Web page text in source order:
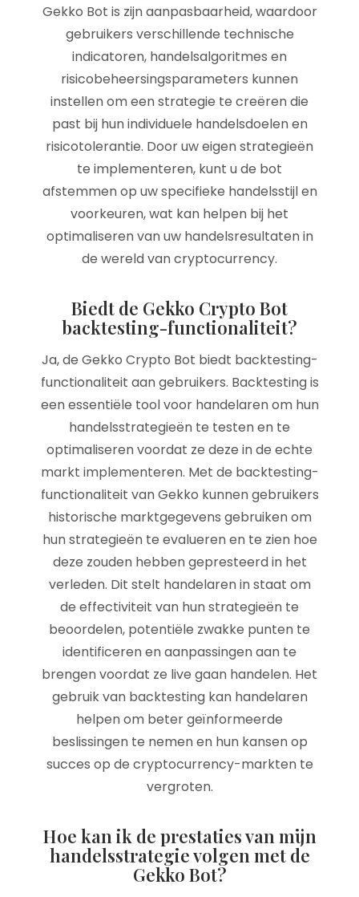
Gekko Bot is zijn aanpasbaarheid, waardoor
gebruikers verschillende technische
indicatoren, handelsalgoritmes en
risicobeheersingsparameters kunnen
instellen om een strategie te creëren die
past bij hun individuele handelsdoelen en
risicotolerantie. Door uw eigen strategieën
te implementeren, kunt u de bot
afstemmen op uw specifieke handelsstijl en
voorkeuren, wat kan helpen bij het
optimaliseren van uw handelsresultaten in
de wereld van cryptocurrency.
Biedt de Gekko Crypto Bot
backtesting-functionaliteit?
Ja, de Gekko Crypto Bot biedt backtesting-
functionaliteit aan gebruikers. Backtesting is
een essentiële tool voor handelaren om hun
handelsstrategieën te testen en te
optimaliseren voordat ze deze in de echte
markt implementeren. Met de backtesting-
functionaliteit van Gekko kunnen gebruikers
historische marktgegevens gebruiken om
hun strategieën te evalueren en te zien hoe
deze zouden hebben gepresteerd in het
verleden. Dit stelt handelaren in staat om
de effectiviteit van hun strategieën te
beoordelen, potentiële zwakke punten te
identificeren en aanpassingen aan te
brengen voordat ze live gaan handelen. Het
gebruik van backtesting kan handelaren
helpen om beter geïnformeerde
beslissingen te nemen en hun kansen op
succes op de cryptocurrency-markten te
vergroten.
Hoe kan ik de prestaties van mijn
handelsstrategie volgen met de
Gekko Bot?